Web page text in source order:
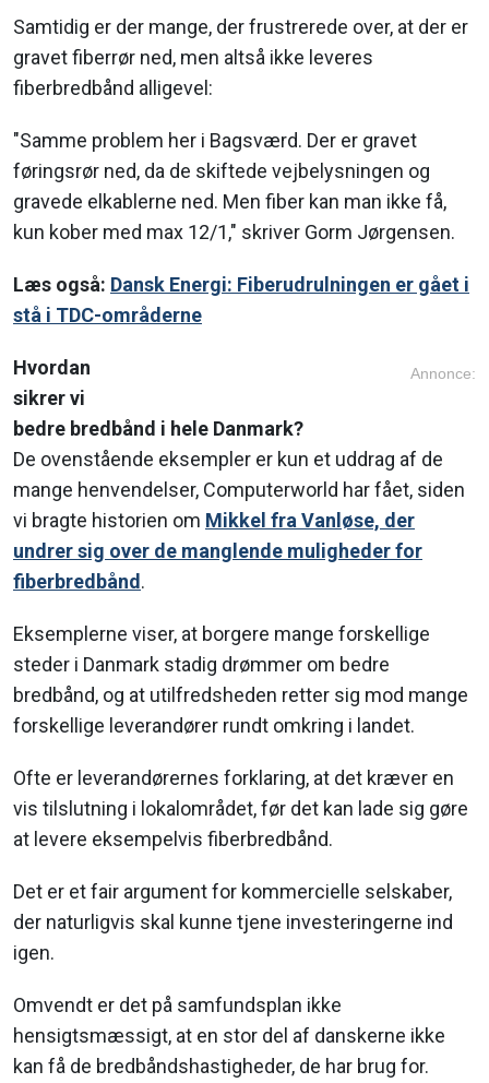
Samtidig er der mange, der frustrerede over, at der er
gravet fiberrør ned, men altså ikke leveres
fiberbredbånd alligevel:
"Samme problem her i Bagsværd. Der er gravet
føringsrør ned, da de skiftede vejbelysningen og
gravede elkablerne ned. Men fiber kan man ikke få,
kun kober med max 12/1," skriver Gorm Jørgensen.
Læs også: Dansk Energi: Fiberudrulningen er gået i
stå i TDC-områderne
Annonce:
Hvordan
sikrer vi
bedre bredbånd i hele Danmark?
De ovenstående eksempler er kun et uddrag af de
mange henvendelser, Computerworld har fået, siden
vi bragte historien om Mikkel fra Vanløse, der
undrer sig over de manglende muligheder for
fiberbredbånd .
Eksemplerne viser, at borgere mange forskellige
steder i Danmark stadig drømmer om bedre
bredbånd, og at utilfredsheden retter sig mod mange
forskellige leverandører rundt omkring i landet.
Ofte er leverandørernes forklaring, at det kræver en
vis tilslutning i lokalområdet, før det kan lade sig gøre
at levere eksempelvis fiberbredbånd.
Det er et fair argument for kommercielle selskaber,
der naturligvis skal kunne tjene investeringerne ind
igen.
Omvendt er det på samfundsplan ikke
hensigtsmæssigt, at en stor del af danskerne ikke
kan få de bredbåndshastigheder, de har brug for.